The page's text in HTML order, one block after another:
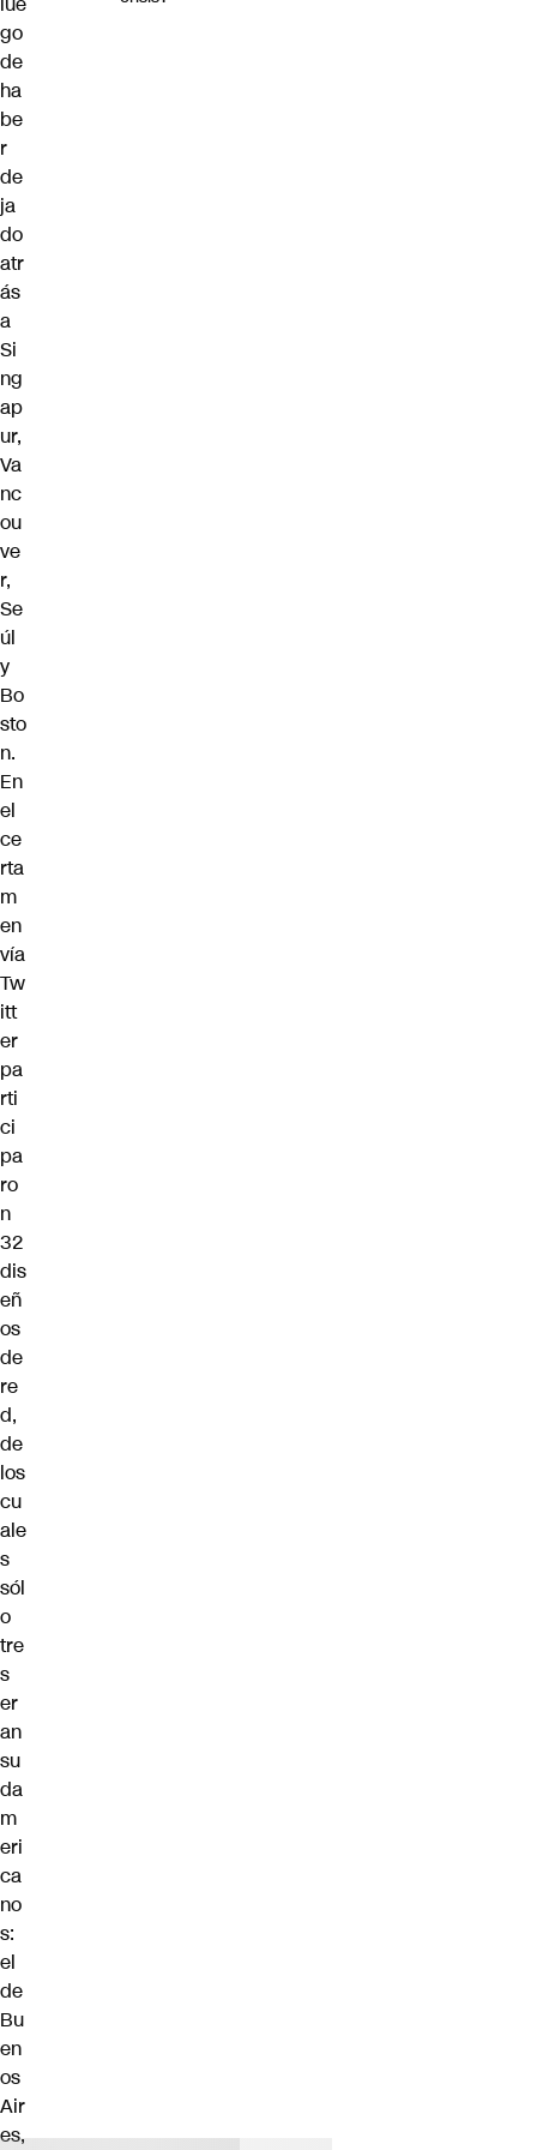
go
de
ha
be
r
de
ja
do
atr
ás
a
Si
ng
ap
ur,
Va
nc
ou
ve
r,
Se
úl
y
Bo
sto
n.
En
el
ce
rta
m
en
vía
Tw
itt
er
pa
rti
ci
pa
ro
n
32
dis
eñ
os
de
re
d,
de
los
cu
ale
s
sól
o
tre
s
er
an
su
da
m
eri
ca
no
s:
el
de
Bu
en
os
Air
es,